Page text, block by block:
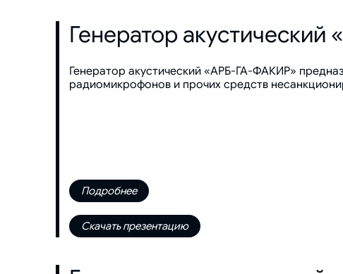
Генератор
Генератор акустический «АРБ-ГА-ФАКИР»
радиомикрофонов и прочих средств
Подробнее
Скачать презентацию